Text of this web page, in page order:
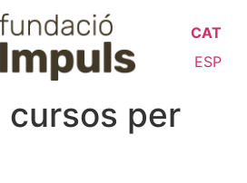
CAT
ESP
cursos per